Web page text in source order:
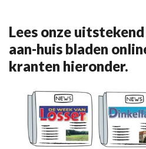
Lees onze
aan-huis bladen
kranten hieronder.